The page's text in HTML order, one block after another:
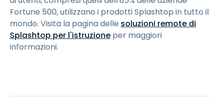
Fortune 500, utilizzano i prodotti Splashtop in tutto il
mondo. Visita la pagina delle soluzioni remote di
Splashtop per l'istruzione per maggiori
informazioni.